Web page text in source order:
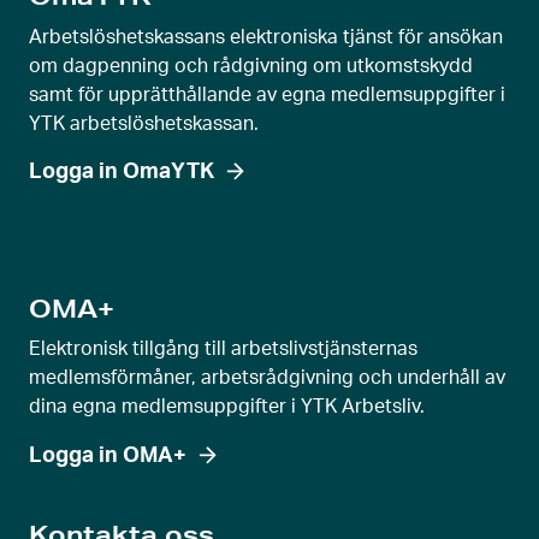
a
g
v
Arbetslöshetskassans elektroniska tjänst för ansökan
om dagpenning och rådgivning om utkomstskydd
samt för upprätthållande av egna medlemsuppgifter i
YTK arbetslöshetskassan.
Logga in OmaYTK
OMA+
Elektronisk tillgång till arbetslivstjänsternas
medlemsförmåner, arbetsrådgivning och underhåll av
dina egna medlemsuppgifter i YTK Arbetsliv.
Logga in OMA+